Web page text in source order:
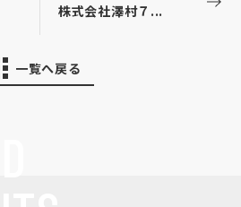
一覧へ戻る
株式会社澤村７...